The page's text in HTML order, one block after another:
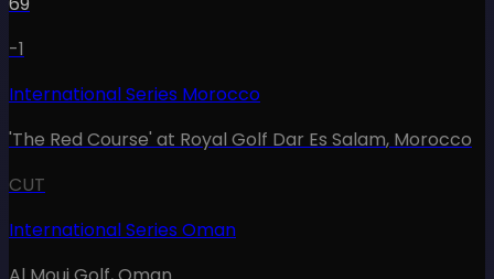
-1
International Series Morocco
'The Red Course' at Royal Golf Dar Es Salam, Morocco
CUT
International Series Oman